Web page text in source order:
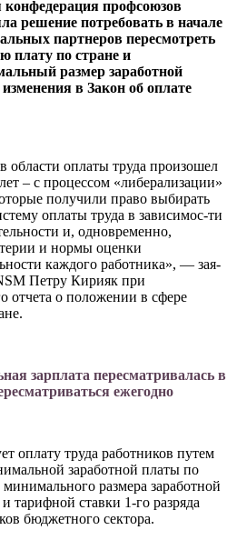
профсоюзов
решение потребовать в начале
партнеров пересмотреть
плату по стране и
размер заработной
в Закон об оплате
оплаты труда произошел
– с процессом «либерализа­ции»
по­лучили право выбирать
оплаты труда в зависимос-ти
и, одновременно,
и нормы оценки
каждого работника», — зая­
Петру Кири­як при
отчета о положении в сфере
зарплата пересматривалась в
ежегодно
оплату тру­да работников путем
заработной платы по
размера заработной
та­рифной ставки 1-го разряда
бюджетного сектора.